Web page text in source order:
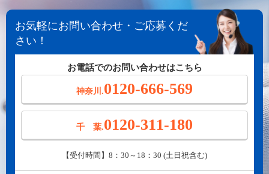
お気軽にお問い合わせ・ご応募くだ
さい！
お電話でのお問い合わせはこちら
神奈川.0120-666-569
千 葉.0120-311-180
【受付時間】8：30～18：30 (土日祝含む)